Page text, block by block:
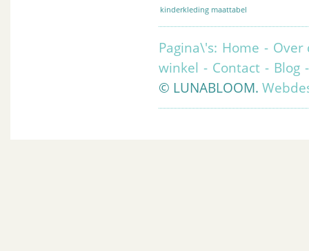
kinderkleding maattabel
Pagina\'s: Home - Over
winkel - Contact - Blog
© LUNABLOOM.